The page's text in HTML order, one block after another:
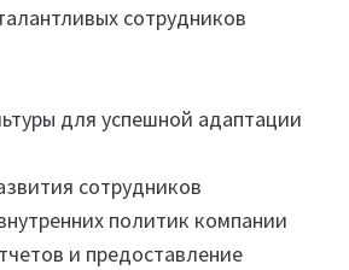
сотрудников
для успешной адаптации
сотрудников
политик компании
и предоставление